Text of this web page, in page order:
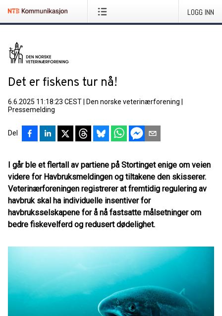
LOGG INN
Det er fiskens tur nå!
6.6.2025 11:18:23 CEST Den norske veterinærforening
Pressemelding
Del
I går ble et flertall av partiene på Stortinget enige om veien
videre for Havbruksmeldingen og tiltakene den skisserer.
Veterinærforeningen registrerer at fremtidig regulering av
havbruk skal ha individuelle insentiver for
havbruksselskapene for å nå fastsatte målsetninger om
bedre fiskevelferd og redusert dødelighet.